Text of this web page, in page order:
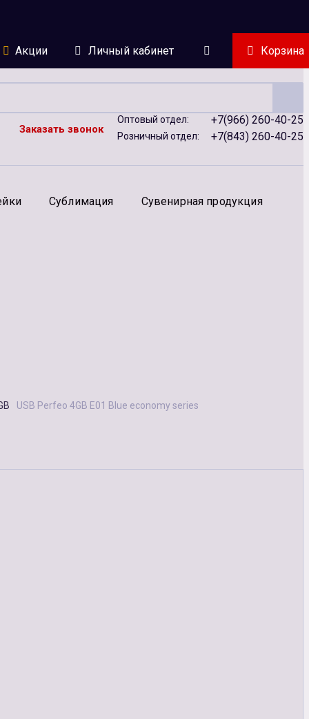
Акции Личный кабинет Корзина
Заказать звонок
Оптовый отдел: +7(966) 260-40-25
Розничный отдел: +7(843) 260-40-25
Сублимация
Сувенирная продукция
USB Perfeo 4GB E01 Blue economy series